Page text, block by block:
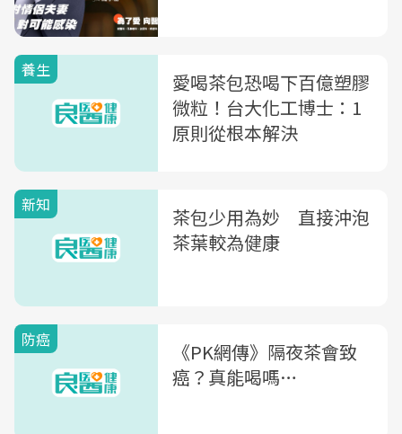
養生
愛喝茶包恐喝下百億塑膠
微粒！台大化工博士：1
原則從根本解決
新知
茶包少用為妙 直接沖泡
茶葉較為健康
防癌
《PK網傳》隔夜茶會致
癌？真能喝嗎…